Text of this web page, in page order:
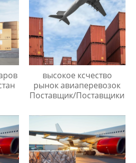
высокое ксчество
рынок авиаперевозок
Поставщик/Поставщики